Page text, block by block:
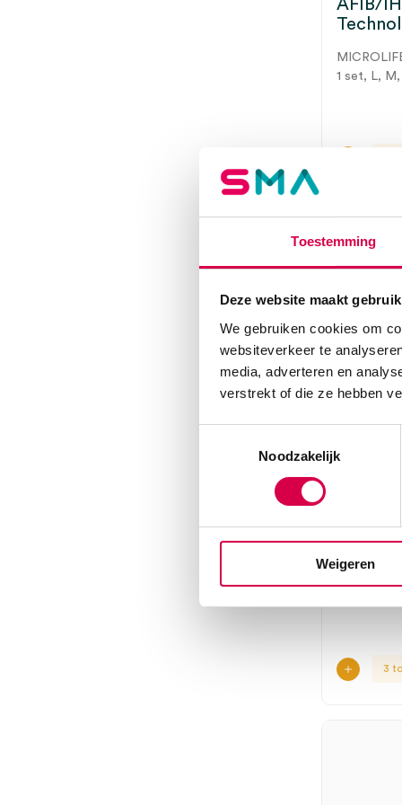
Toestemming
Deze website maakt
We gebruiken cookies om
websiteverkeer te
media, adverteren en
verstrekt of die ze hebben
Noodzakelijk
Weigeren
AFIB/
1 set, L, M,
MICROLIFE
1 set, L, M,
3